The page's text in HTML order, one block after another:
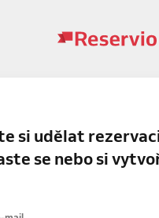
si udělat
se nebo si